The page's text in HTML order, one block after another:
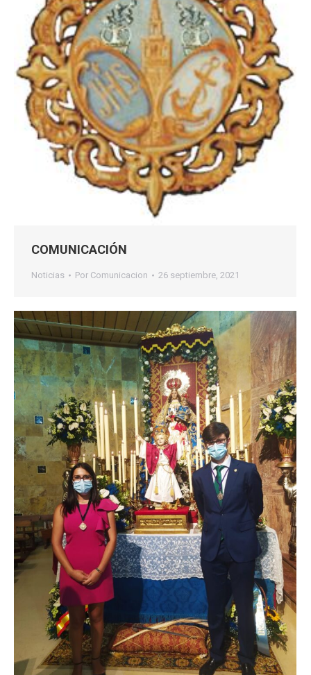
COMUNICACIÓN
Noticias Por Comunicacion 26 septiembre, 2021